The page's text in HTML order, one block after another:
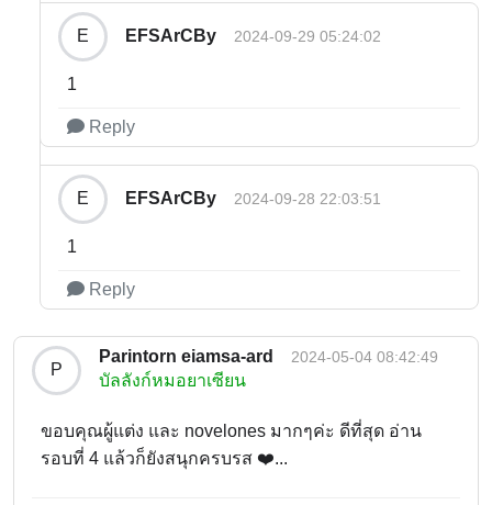
E EFSArCBy 2024-09-29 05:24:02
1
Reply
E EFSArCBy 2024-09-28 22:03:51
1
Reply
P
Parintorn eiamsa-ard 2024-05-04 08:42:49
บัลลังก์หมอยาเซียน
ขอบคุณผู้แต่ง และ novelones มากๆค่ะ ดีที่สุด อ่าน
รอบที่ 4 แล้วก็ยังสนุกครบรส ❤️...